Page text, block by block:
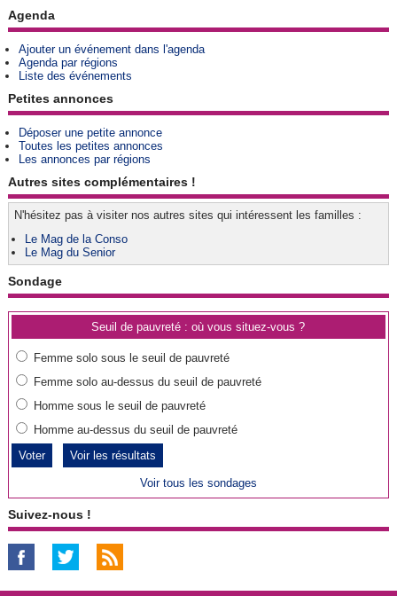
Agenda
Ajouter un événement dans l'agenda
Agenda par régions
Liste des événements
Petites annonces
Déposer une petite annonce
Toutes les petites annonces
Les annonces par régions
Autres sites complémentaires !
N'hésitez pas à visiter nos autres sites qui intéressent les familles :
Le Mag de la Conso
Le Mag du Senior
Sondage
Seuil de pauvreté : où vous situez-vous ?
Femme solo sous le seuil de pauvreté
Femme solo au-dessus du seuil de pauvreté
Homme sous le seuil de pauvreté
Homme au-dessus du seuil de pauvreté
Voir les résultats
Voir tous les sondages
Suivez-nous !